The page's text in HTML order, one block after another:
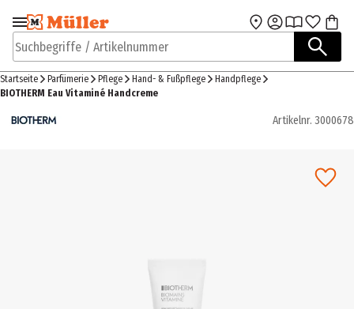
Zur Navigation
springen
Zum Hauptinhalt
Suchbegriffe / Artikelnummer
Startseite Parfümerie Pflege Hand- & Fußpflege
Handpflege
BIOTHERM Eau Vitaminé Handcreme
Artikelnr. 3000678